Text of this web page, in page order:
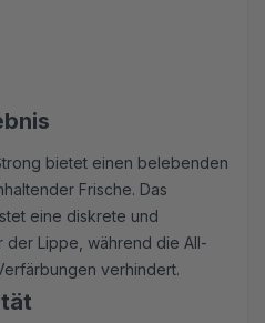
bietet einen belebenden
Frische. Das
eine diskrete und
der Lippe, während die All-
verhindert.